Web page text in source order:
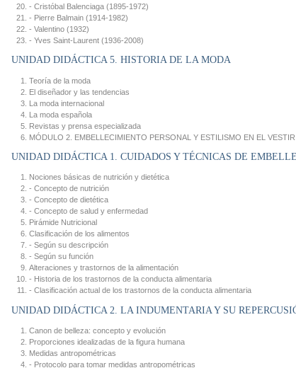
- Cristóbal Balenciaga (1895-1972)
- Pierre Balmain (1914-1982)
- Valentino (1932)
- Yves Saint-Laurent (1936-2008)
UNIDAD DIDÁCTICA 5. HISTORIA DE LA MODA
Teoría de la moda
El diseñador y las tendencias
La moda internacional
La moda española
Revistas y prensa especializada
MÓDULO 2. EMBELLECIMIENTO PERSONAL Y ESTILISMO EN EL
UNIDAD DIDÁCTICA 1. CUIDADOS Y TÉCNICAS DE
Nociones básicas de nutrición y dietética
- Concepto de nutrición
- Concepto de dietética
- Concepto de salud y enfermedad
Pirámide Nutricional
Clasificación de los alimentos
- Según su descripción
- Según su función
Alteraciones y trastornos de la alimentación
- Historia de los trastornos de la conducta alimentaria
- Clasificación actual de los trastornos de la conducta alimentaria
UNIDAD DIDÁCTICA 2. LA INDUMENTARIA Y SU
Canon de belleza: concepto y evolución
Proporciones idealizadas de la figura humana
Medidas antropométricas
- Protocolo para tomar medidas antropométricas